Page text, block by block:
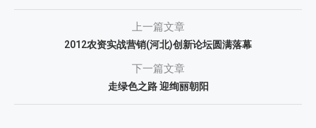
上一篇文章
2012农资实战营销(河北)创新论坛圆满落幕
下一篇文章
走绿色之路 迎绚丽朝阳